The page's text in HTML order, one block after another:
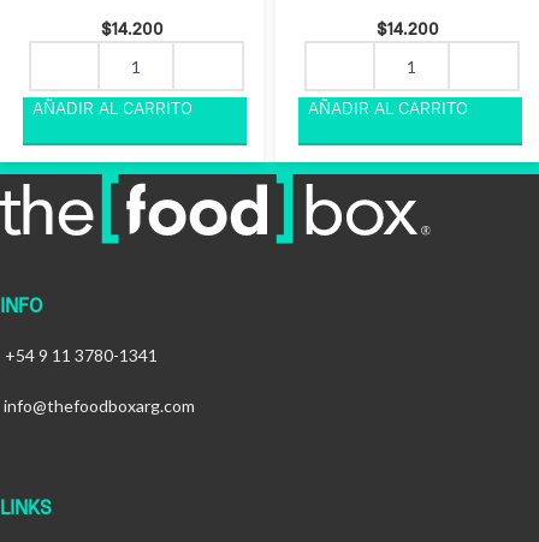
$14.200 $14.200
INFO
+54 9 11 3780-1341
info@thefoodboxarg.com
LINKS